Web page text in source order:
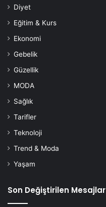
Diyet
Eğitim & Kurs
Ekonomi
Gebelik
Güzellik
MODA
Sağlık
Tarifler
Teknoloji
Trend & Moda
Yaşam
Son Değiştirilen Mesajlar